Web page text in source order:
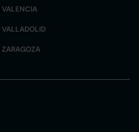
VALENCIA
VALLADOLID
ZARAGOZA